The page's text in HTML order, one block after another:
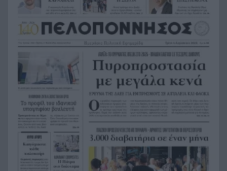
ετών – Η επετειακή ανάρτηση της Αν Χάθαγουεϊ
6 παραλίες με φυσική σκιά στην Πελοπόννησο
17:30
Χωρίς διασπορά η ευλογιά: «Καθαροί» οι πρώτοι
έλεγχοι μονάδων στο Φαρραί
17:28
Εξάμηνη αναστολή για σεξουαλική
παρενόχληση σε Έλληνα γιατρό στη Βρετανία: –
«Στην Ελλάδα έτσι χαιρετιόμαστε»
φωτογραφία με την κόρη της
Η ΑΕ Γλαύκου ‘Εσπερου προχωρά στην Elite
League με τον βασικό της «1»